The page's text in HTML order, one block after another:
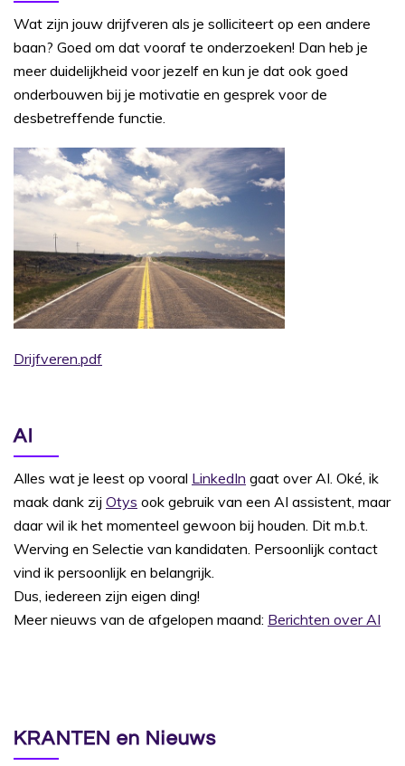
Wat zijn jouw drijfveren als je solliciteert op een andere
baan? Goed om dat vooraf te onderzoeken! Dan heb je
meer duidelijkheid voor jezelf en kun je dat ook goed
onderbouwen bij je motivatie en gesprek voor de
desbetreffende functie.
Drijfveren.pdf
AI
Alles wat je leest op vooral LinkedIn gaat over AI. Oké, ik
maak dank zij Otys ook gebruik van een AI assistent, maar
daar wil ik het momenteel gewoon bij houden. Dit m.b.t.
Werving en Selectie van kandidaten. Persoonlijk contact
vind ik persoonlijk en belangrijk.
Dus, iedereen zijn eigen ding!
Meer nieuws van de afgelopen maand: Berichten over AI
KRANTEN en Nieuws